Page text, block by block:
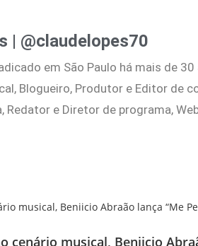
| @claudelopes70
em São Paulo há mais de 30
Blogueiro, Produtor e Editor de
Redator e Diretor de programa,
cenário musical, Beniicio